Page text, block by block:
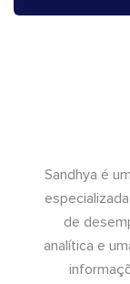
Sandhya é
de
analítica e